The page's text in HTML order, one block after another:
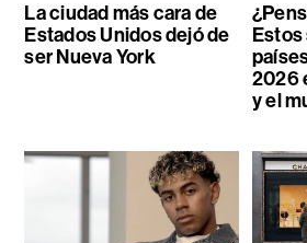
La ciudad más cara de
Estados Unidos dejó de
ser Nueva York
2026
y el